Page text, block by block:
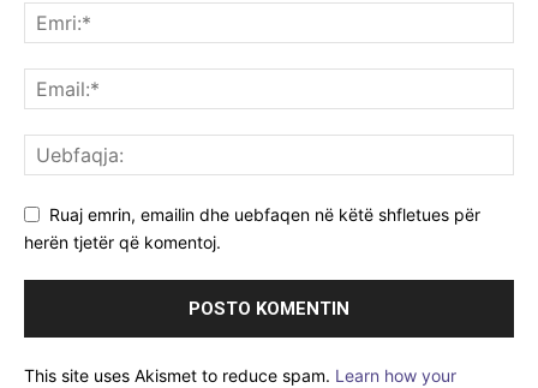
Ruaj emrin, emailin dhe uebfaqen në këtë shfletues për
herën tjetër që komentoj.
This site uses Akismet to reduce spam. Learn how your